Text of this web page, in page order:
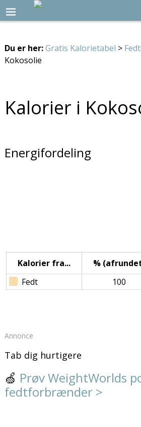
Du er her:Gratis Kalorietabel >
Kokosolie
Kalorier i
Energifordeling
Kalorier fra...
%
Fedt
100
Annonce
Tab dig hurtigere
🍏 Prøv WeightWorlds
fedtforbrænder >